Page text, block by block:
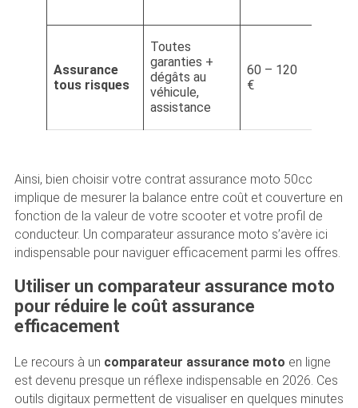
Assurance
tous risques
Toutes
garanties +
dégâts au
véhicule,
assistance
60 – 120
€
Ainsi, bien choisir votre contrat assurance moto 50cc
implique de mesurer la balance entre coût et couverture en
fonction de la valeur de votre scooter et votre profil de
conducteur. Un comparateur assurance moto s’avère ici
indispensable pour naviguer efficacement parmi les offres.
Utiliser un comparateur assurance moto
pour réduire le coût assurance
efficacement
Le recours à un comparateur assurance moto en ligne
est devenu presque un réflexe indispensable en 2026. Ces
outils digitaux permettent de visualiser en quelques minutes